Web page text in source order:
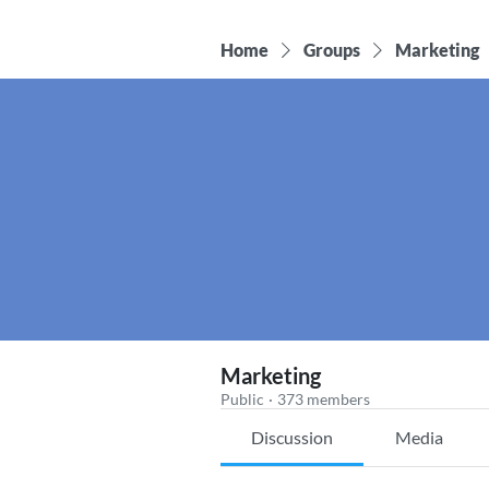
Home Groups Marketing
Marketing
Public · 373 members
Discussion Media